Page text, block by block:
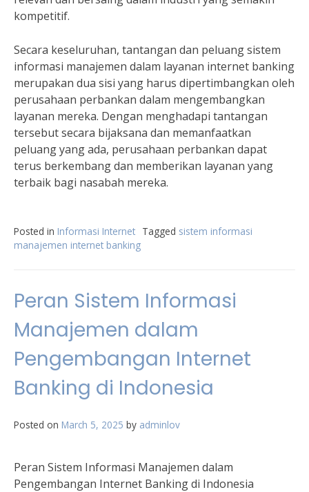
kompetitif.
Secara keseluruhan, tantangan dan peluang sistem
informasi manajemen dalam layanan internet banking
merupakan dua sisi yang harus dipertimbangkan oleh
perusahaan perbankan dalam mengembangkan
layanan mereka. Dengan menghadapi tantangan
tersebut secara bijaksana dan memanfaatkan
peluang yang ada, perusahaan perbankan dapat
terus berkembang dan memberikan layanan yang
terbaik bagi nasabah mereka.
Posted in Informasi Internet Tagged sistem informasi
manajemen internet banking
Peran Sistem Informasi
Manajemen dalam
Pengembangan Internet
Banking di Indonesia
Posted on March 5, 2025 by adminlov
Peran Sistem Informasi Manajemen dalam
Pengembangan Internet Banking di Indonesia